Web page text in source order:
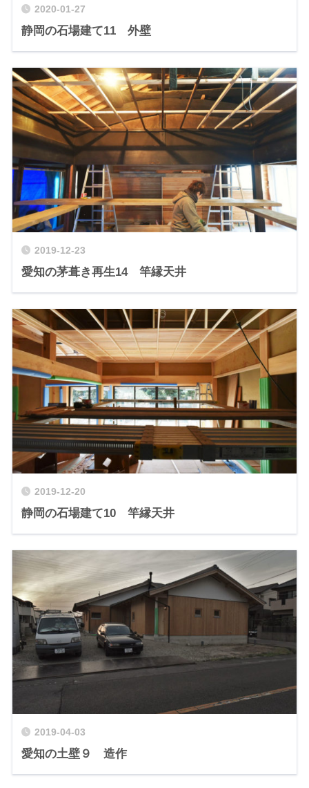
2020-01-27
静岡の石場建て11 外壁
2019-12-23
愛知の茅葺き再生14 竿縁天井
2019-12-20
静岡の石場建て10 竿縁天井
2019-04-03
愛知の土壁９ 造作